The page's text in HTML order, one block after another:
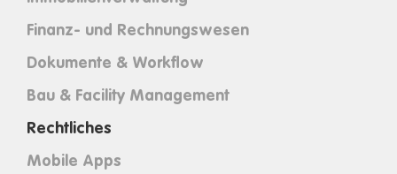
Finanz- und Rechnungswesen
Dokumente & Workflow
Bau & Facility Management
Rechtliches
Mobile Apps